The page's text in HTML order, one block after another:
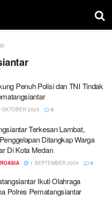
Penuh Polisi dan TNI Tindak
OKTOBER 2025 0
Terkesan Lambat,
Ditangkap Warga
Di Kota Medan
1 SEPTEMBER 2024 0
Ikuti Olahraga
Polres Pematangsiantar